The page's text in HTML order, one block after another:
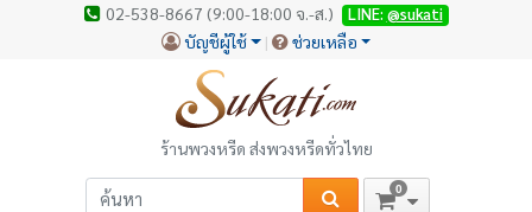
02-538-8667 (9:00-18:00 จ.-ส.) LINE: @sukati
บัญชีผู้ใช้ ช่วยเหลือ
ร้านพวงหรีด ส่งพวงหรีดทั่วไทย
0